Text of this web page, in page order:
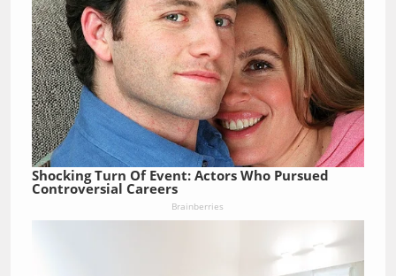
Shocking Turn Of Event: Actors Who Pursued
Controversial Careers
Brainberries